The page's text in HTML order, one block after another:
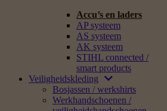
Accu’s en laders
AP systeem
AS systeem
AK systeem
STIHL connected /
smart products
Veiligheidskleding
Bosjassen / werkshirts
Werkhandschoenen /